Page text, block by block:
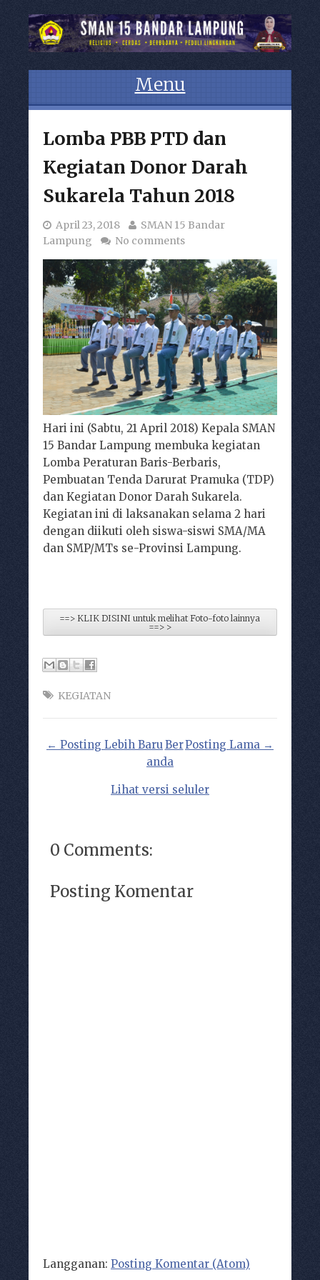
Menu
Lomba PBB PTD dan
Kegiatan Donor Darah
Sukarela Tahun 2018
April 23, 2018
SMAN 15 Bandar
Lampung
No comments
Hari ini (Sabtu, 21 April 2018) Kepala SMAN
15 Bandar Lampung membuka kegiatan
Lomba Peraturan Baris-Berbaris,
Pembuatan Tenda Darurat Pramuka (TDP)
dan Kegiatan Donor Darah Sukarela.
Kegiatan ini di laksanakan selama 2 hari
dengan diikuti oleh siswa-siswi SMA/MA
dan SMP/MTs se-Provinsi Lampung.
==> KLIK DISINI untuk melihat Foto-foto lainnya
==> >
KEGIATAN
← Posting Lebih Baru Posting Lama →
Ber
anda
Lihat versi seluler
0 Comments:
Posting Komentar
Langganan: Posting Komentar (Atom)